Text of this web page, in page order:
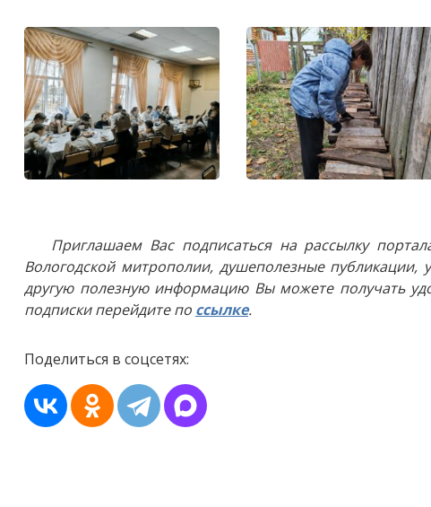
Приглашаем Вас подписаться на рассылку
Вологодской митрополии, душеполезные
другую полезную информацию Вы можете получать
подписки перейдите по ссылке.
Поделиться в соцсетях: